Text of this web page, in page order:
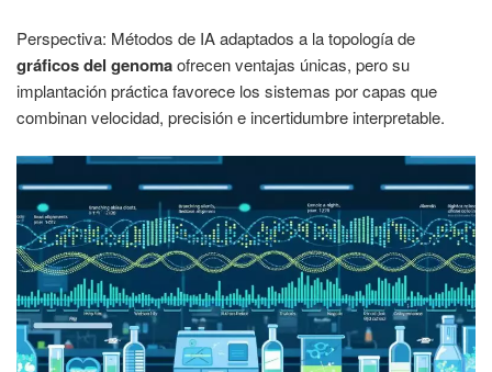
Perspectiva: Métodos de IA adaptados a la topología de
gráficos del genomaofrecen ventajas únicas, pero su
implantación práctica favorece los sistemas por capas que
combinan velocidad, precisión e incertidumbre interpretable.